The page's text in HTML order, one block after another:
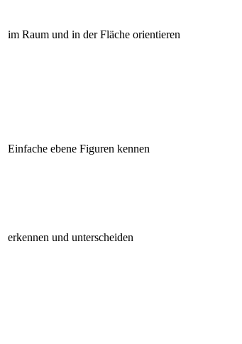
im Raum und in der Fläche orientieren
Einfache ebene Figuren kennen
erkennen und unterscheiden